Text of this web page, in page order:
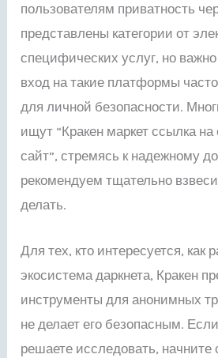
пользователям приватность
представлены категории от
специфических услуг, но
вход на такие платформы
для личной безопасности.
ищут “Кракен маркет ссылка
сайт”, стремясь к надежному
рекомендуем тщательно
делать.
Для тех, кто интересуется, как
экосистема даркнета, Кракен
инструменты для анонимных
не делает его безопасным.
решаете исследовать, начните